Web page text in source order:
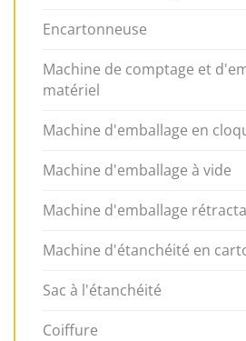
Encartonneuse
Machine de comptage et
matériel
Machine d'emballage en
Machine d'emballage à vide
Machine d'emballage
Machine d'étanchéité en
Sac à l'étanchéité
Coiffure